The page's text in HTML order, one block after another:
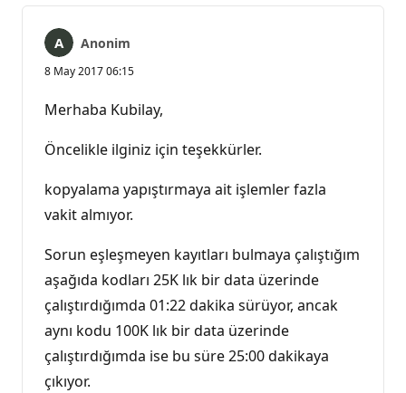
Anonim
8 May 2017 06:15
Merhaba Kubilay,
Öncelikle ilginiz için teşekkürler.
kopyalama yapıştırmaya ait işlemler fazla
vakit almıyor.
Sorun eşleşmeyen kayıtları bulmaya çalıştığım
aşağıda kodları 25K lık bir data üzerinde
çalıştırdığımda 01:22 dakika sürüyor, ancak
aynı kodu 100K lık bir data üzerinde
çalıştırdığımda ise bu süre 25:00 dakikaya
çıkıyor.